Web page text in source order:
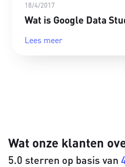
18/4/2017
Wat is Google Data
Lees meer
Wat onze klanten
5.0 sterren op basis van